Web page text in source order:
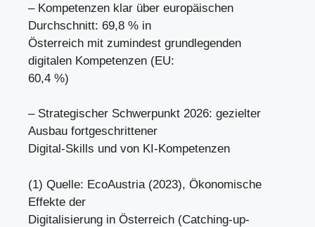
– Kompetenzen klar über europäischen
Durchschnitt: 69,8 % in
Österreich mit zumindest grundlegenden
digitalen Kompetenzen (EU:
60,4 %)
– Strategischer Schwerpunkt 2026: gezielter
Ausbau fortgeschrittener
Digital-Skills und von KI-Kompetenzen
(1) Quelle: EcoAustria (2023), Ökonomische
Effekte der
Digitalisierung in Österreich (Catching-up-